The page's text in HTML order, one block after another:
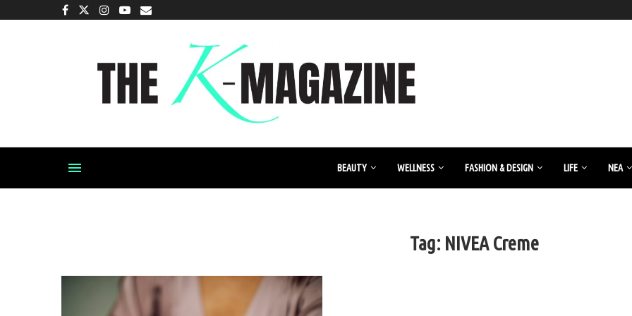
BEAUTY WELLNESS FASHION & DESIGN LIFE ΝΈΑ
Tag: NIVEA Creme